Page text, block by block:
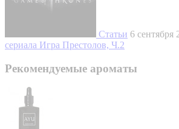
Статьи 6 сентября
сериала Игра Престолов, Ч.2
Рекомендуемые ароматы